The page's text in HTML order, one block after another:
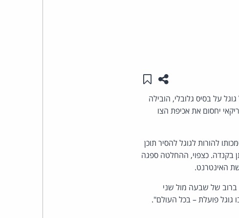
שתפו עמוד זה
שמור ב"תכנים שלי"
על בסיס גלובלי, הובילה
יחסום את אכיפת הצו
להורות לגוגל להסיר תוכן
בקנדה. כצפוי, ההחלטה ספגה
האינטרנט.
ברוב של שבעה מול שני
גוגל פועלת – בכל העולם".